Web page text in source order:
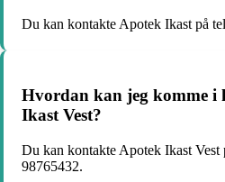
Du kan kontakte Apotek Ikast på
Hvordan kan jeg komme i
Ikast Vest?
Du kan kontakte Apotek Ikast Vest
98765432.